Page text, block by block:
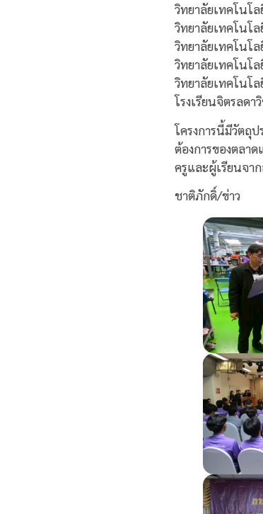
วิทยาลัยเทคโน
วิทยาลัยเทคโนโล
วิทยาลัยเทคโนโ
วิทยาลัยเทคโนโ
วิทยาลัยเทคโนโ
โรงเรียนจิตรลด
โครงการนี้มีวัตถุ
ต้องการของตลา
ครูและผู้เรียนจา
ชาติภักดิ์/ข่าว